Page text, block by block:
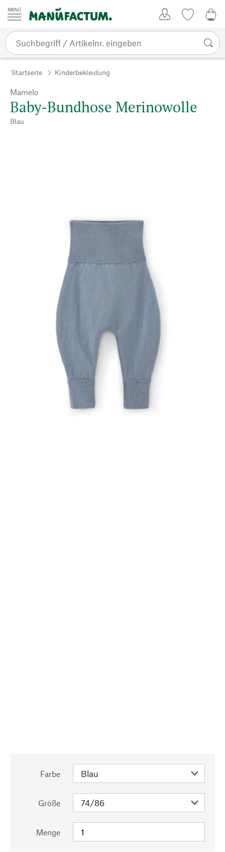
Zum Inhalt springen
Startseite Kinderbekleidung
Mamelo
Baby-Bundhose Merinowolle
Blau
Farbe
Größe
Menge